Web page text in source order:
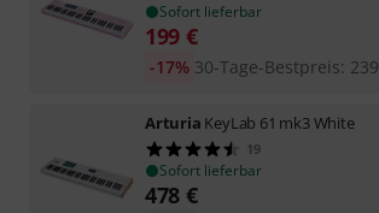
Sofort lieferbar
199 €
30-Tage-Bestpreis: 239
-17%
Arturia KeyLab 61 mk3 White
19
Sofort lieferbar
478 €